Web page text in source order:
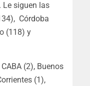
Le siguen las
Córdoba
(118) y
(2), Buenos
(1),